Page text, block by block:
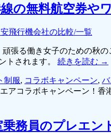
の無料航空券や
飛行機会社の比較/一覧
張る働き女子のための秋
トされます。 続きを読む →
制服, コラボキャンペーン,
アコラボキャンペーン！香
務員のプレエ